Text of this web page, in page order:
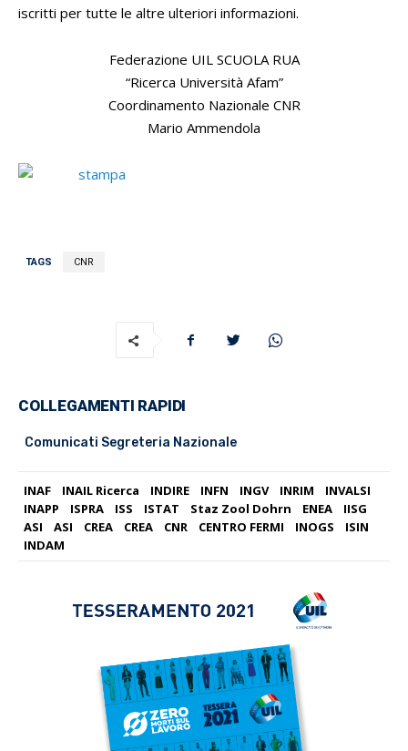
iscritti per tutte le altre ulteriori informazioni.
Federazione UIL SCUOLA RUA
“Ricerca Università Afam”
Coordinamento Nazionale CNR
Mario Ammendola
TAGS CNR
COLLEGAMENTI RAPIDI
Comunicati Segreteria Nazionale
INAF INAIL Ricerca INDIRE INFN INGV INRIM
INVALSI
INAPP
ISPRA ISS ISTAT Staz Zool Dohrn ENEA
IISG
ASI
ASI CREA CREA CNR CENTRO FERMI INOGS
ISIN
INDAM